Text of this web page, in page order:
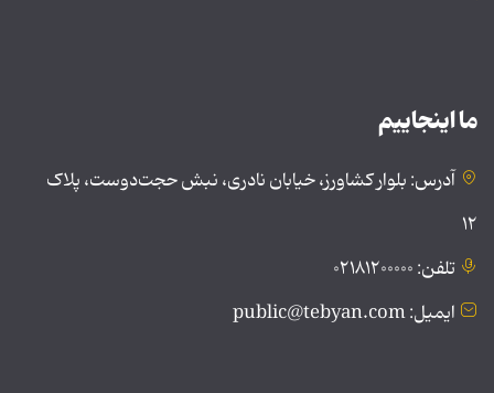
ما اینجاییم
آدرس: بلوار کشاورز، خیابان نادری، نبش حجت‌دوست، پلاک
۱۲
تلفن: ۰۲۱۸۱۲۰۰۰۰۰
ایمیل: public@tebyan.com